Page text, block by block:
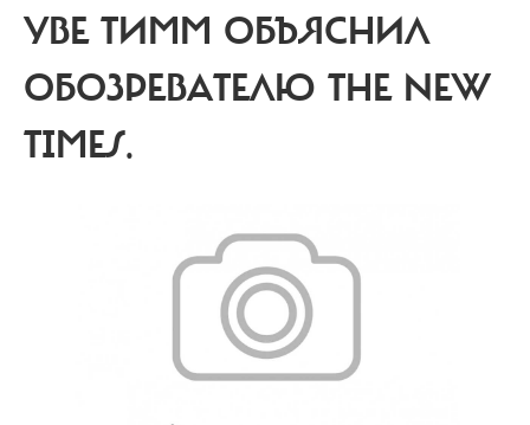
УВЕ ТИММ ОБЪЯСНИЛ
ОБОЗРЕВАТЕЛЮ THE NEW
TIMES.